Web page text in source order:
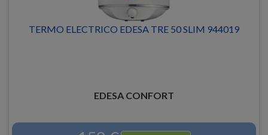
TERMO ELECTRICO EDESA TRE 50 SLIM 944019
EDESA CONFORT